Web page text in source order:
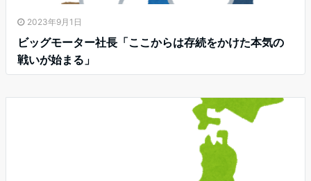
2023年9月1日
ビッグモーター社長「ここからは存続をかけた本気の
戦いが始まる」